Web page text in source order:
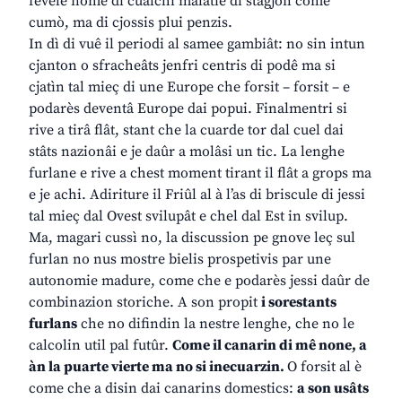
cumò, ma di cjossis plui penzis.
In dì di vuê il periodi al samee gambiât: no sin intun
cjanton o sfracheâts jenfri centris di podê ma si
cjatìn tal mieç di une Europe che forsit – forsit – e
podarès deventâ Europe dai popui. Finalmentri si
rive a tirâ flât, stant che la cuarde tor dal cuel dai
stâts nazionâi e je daûr a molâsi un tic. La lenghe
furlane e rive a chest moment tirant il flât a grops ma
e je achi. Adiriture il Friûl al à l’as di briscule di jessi
tal mieç dal Ovest svilupât e chel dal Est in svilup.
Ma, magari cussì no, la discussion pe gnove leç sul
furlan no nus mostre bielis prospetivis par une
autonomie madure, come che e podarès jessi daûr de
combinazion storiche. A son propit i sorestants
furlans che no difindin la nestre lenghe, che no le
calcolin util pal futûr. Come il canarin di mê none, a
àn la puarte vierte ma no si inecuarzin. O forsit al è
come che a disin dai canarins domestics: a son usâts